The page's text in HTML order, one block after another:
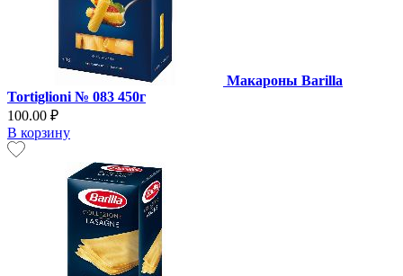
Макароны Barilla
Tortiglioni № 083 450г
100.00 ₽
В корзину